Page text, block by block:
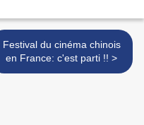
Festival du cinéma chinois
en France: c'est parti !! >